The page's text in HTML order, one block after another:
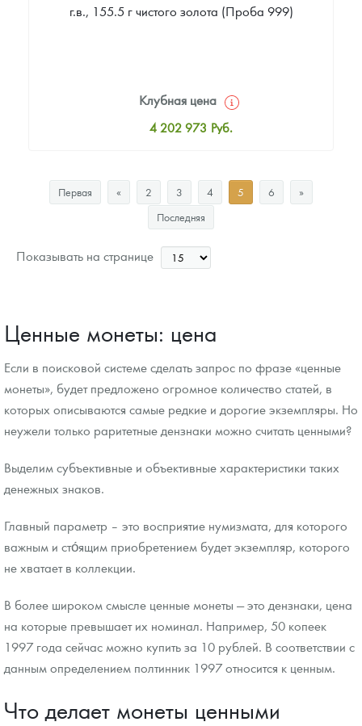
г.в., 155.5 г чистого золота (Проба 999)
Клубная цена
4 202 973 Руб.
4 202 973 Руб.
Цена выкупа
Звоните
Первая « 2 3 4 5 6
»
Последняя
Показывать на странице
Ценные монеты: цена
Если в поисковой системе сделать запрос по фразе «ценные
монеты», будет предложено огромное количество статей, в
которых описываются самые редкие и дорогие экземпляры. Но
неужели только раритетные дензнаки можно считать ценными?
Выделим субъективные и объективные характеристики таких
денежных знаков.
Главный параметр – это восприятие нумизмата, для которого
важным и сто́ящим приобретением будет экземпляр, которого
не хватает в коллекции.
В более широком смысле ценные монеты — это дензнаки, цена
на которые превышает их номинал. Например, 50 копеек
1997 года сейчас можно купить за 10 рублей. В соответствии с
данным определением полтинник 1997 относится к ценным.
Что делает монеты ценными